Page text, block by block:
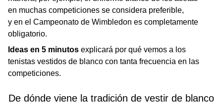
en muchas competiciones se considera preferible,
y en el Campeonato de Wimbledon es completamente
obligatorio.
Ideas en 5 minutos explicará por qué vemos a los
tenistas vestidos de blanco con tanta frecuencia en las
competiciones.
De dónde viene la tradición de vestir de blanco